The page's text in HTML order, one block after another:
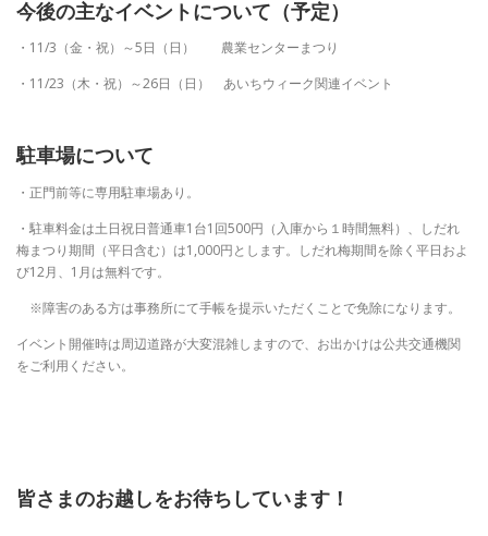
今後の主なイベントについて（予定）
・11/3（金・祝）～5日（日） 農業センターまつり
・11/23（木・祝）～26日（日） あいちウィーク関連イベント
駐車場について
・正門前等に専用駐車場あり。
・駐車料金は土日祝日普通車1台1回500円（入庫から１時間無料）、しだれ
梅まつり期間（平日含む）は1,000円とします。しだれ梅期間を除く平日およ
び12月、1月は無料です。
※障害のある方は事務所にて手帳を提示いただくことで免除になります。
イベント開催時は周辺道路が大変混雑しますので、お出かけは公共交通機関
をご利用ください。
皆さまのお越しをお待ちしています！